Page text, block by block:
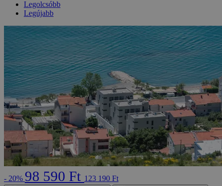
Legolcsóbb
Legújabb
- 20% 98 590 Ft 123 190 Ft